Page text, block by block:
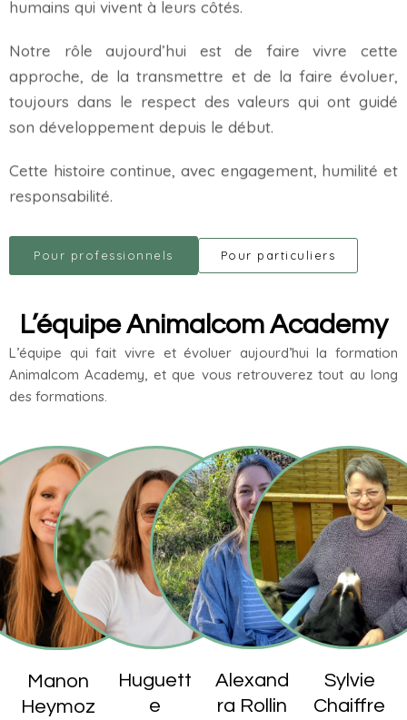
humains qui vivent à leurs côtés.
Notre rôle aujourd’hui est de faire vivre cette
approche, de la transmettre et de la faire évoluer,
toujours dans le respect des valeurs qui ont guidé
son développement depuis le début.
Cette histoire continue, avec engagement, humilité et
responsabilité.
Pour professionnels Pour particuliers
L’équipe Animalcom Academy
L’équipe qui fait vivre et évoluer aujourd’hui la formation
Animalcom Academy, et que vous retrouverez tout au long
des formations.
Manon
Heymoz
Huguett
e
Alexand
ra Rollin
Sylvie
Chaiffre